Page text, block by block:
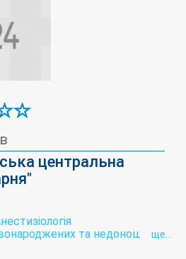
центральна
та недоношених
ще...